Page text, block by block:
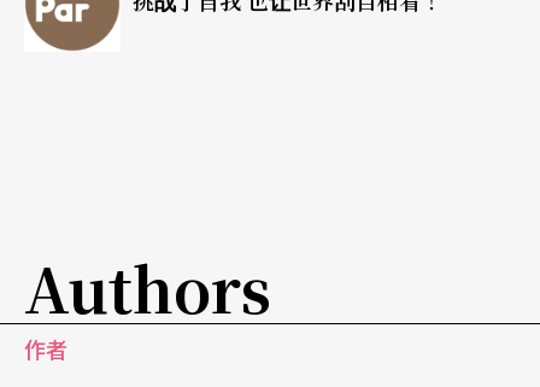
要买纪念品，还有地方放吗？只见她笑著回答：
Authors
作者